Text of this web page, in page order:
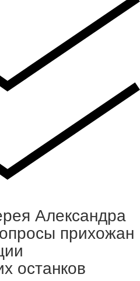
Александра
прихожан
останков